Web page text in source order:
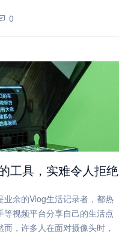
0
工具，实难令人拒绝
余的Vlog生活记录者，都热
视频平台分享自己的生活点
，许多人在面对摄像头时，